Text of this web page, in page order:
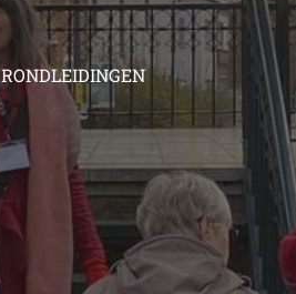
RONDLEIDINGEN